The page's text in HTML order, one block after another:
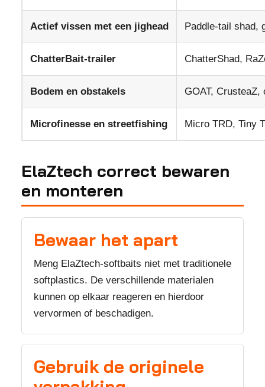
Actief vissen met een jighead Paddle-tail shad,
ChatterBait-trailer ChatterShad,
Bodem en obstakels GOAT,
Microfinesse en streetfishing Micro TRD, Tiny
ElaZtech correct bewaren
en monteren
Bewaar het apart
Meng ElaZtech-softbaits niet met traditionele
softplastics. De verschillende materialen
kunnen op elkaar reageren en hierdoor
vervormen of beschadigen.
Gebruik de originele